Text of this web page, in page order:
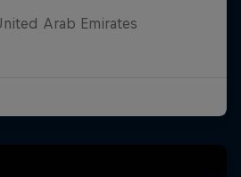
Arab Emirates